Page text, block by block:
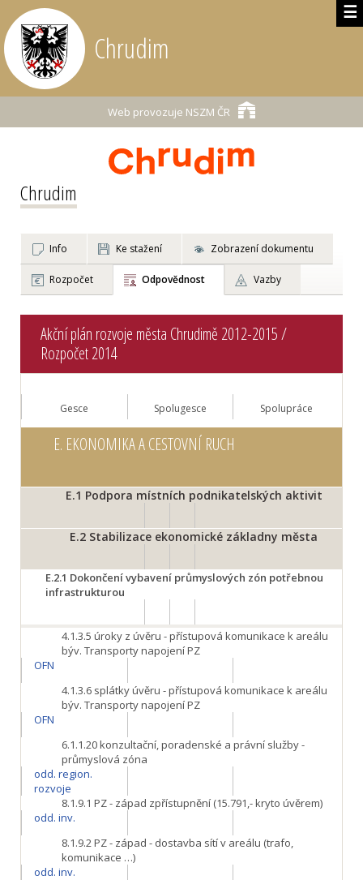
☰
Chrudim
Web provozuje NSZM ČR
Chrudim
Info Ke stažení Zobrazení dokumentu
Rozpočet Odpovědnost Vazby
Akční plán rozvoje města Chrudimě 2012-2015 /
Rozpočet 2014
Gesce Spolugesce Spolupráce
E. EKONOMIKA A CESTOVNÍ RUCH
E.1 Podpora místních podnikatelských aktivit
E.2 Stabilizace ekonomické základny města
E.2.1 Dokončení vybavení průmyslových zón potřebnou
infrastrukturou
4.1.3.5 úroky z úvěru - přístupová komunikace k areálu
býv. Transporty napojení PZ
OFN
4.1.3.6 splátky úvěru - přístupová komunikace k areálu
býv. Transporty napojení PZ
OFN
6.1.1.20konzultační, poradenské a právní služby -
průmyslová zóna
odd. region.
rozvoje
8.1.9.1 PZ - západ zpřístupnění (15.791,- kryto úvěrem)
odd. inv.
8.1.9.2PZ - západ - dostavba sítí v areálu (trafo,
komunikace …)
odd. inv.